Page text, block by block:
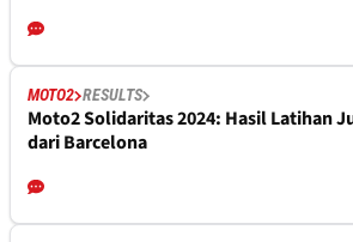
MOTO2 RESULTS
Moto2 Solidaritas 2024: Hasil Latihan
dari Barcelona